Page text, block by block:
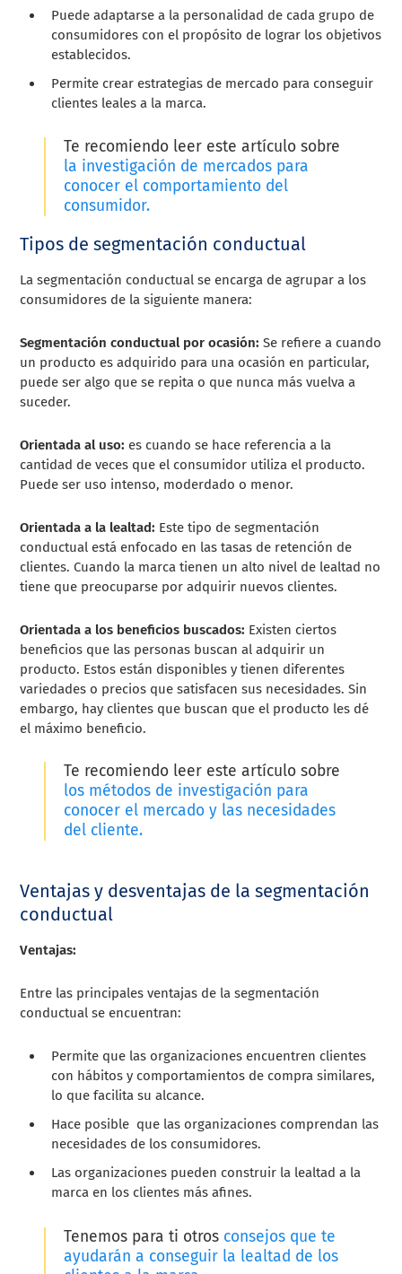
Puede adaptarse a la personalidad de cada grupo de
consumidores con el propósito de lograr los objetivos
establecidos.
Permite crear estrategias de mercado para conseguir
clientes leales a la marca.
Te recomiendo leer este artículo sobre
la investigación de mercados para
conocer el comportamiento del
consumidor.
Tipos de segmentación conductual
La segmentación conductual se encarga de agrupar a los
consumidores de la siguiente manera:
Segmentación conductual por ocasión: Se refiere a cuando
un producto es adquirido para una ocasión en particular,
puede ser algo que se repita o que nunca más vuelva a
suceder.
Orientada al uso: es cuando se hace referencia a la
cantidad de veces que el consumidor utiliza el producto.
Puede ser uso intenso, moderdado o menor.
Orientada a la lealtad: Este tipo de segmentación
conductual está enfocado en las tasas de retención de
clientes. Cuando la marca tienen un alto nivel de lealtad no
tiene que preocuparse por adquirir nuevos clientes.
Orientada a los beneficios buscados: Existen ciertos
beneficios que las personas buscan al adquirir un
producto. Estos están disponibles y tienen diferentes
variedades o precios que satisfacen sus necesidades. Sin
embargo, hay clientes que buscan que el producto les dé
el máximo beneficio.
Te recomiendo leer este artículo sobre
los métodos de investigación para
conocer el mercado y las necesidades
del cliente.
Ventajas y desventajas de la segmentación
conductual
Ventajas:
Entre las principales ventajas de la segmentación
conductual se encuentran:
Permite que las organizaciones encuentren clientes
con hábitos y comportamientos de compra similares,
lo que facilita su alcance.
Hace posible que las organizaciones comprendan las
necesidades de los consumidores.
Las organizaciones pueden construir la lealtad a la
marca en los clientes más afines.
Tenemos para ti otros consejos que te
ayudarán a conseguir la lealtad de los